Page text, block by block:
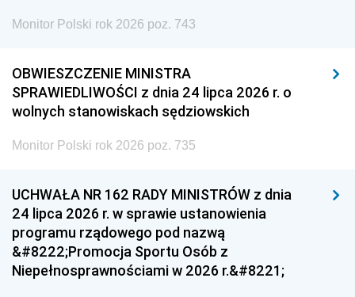
Monitor Polski rok 2026 poz. 743
OBWIESZCZENIE MINISTRA
SPRAWIEDLIWOŚCI z dnia 24 lipca 2026 r. o
wolnych stanowiskach sędziowskich
Monitor Polski rok 2026 poz. 735
UCHWAŁA NR 162 RADY MINISTRÓW z dnia
24 lipca 2026 r. w sprawie ustanowienia
programu rządowego pod nazwą
&#8222;Promocja Sportu Osób z
Niepełnosprawnościami w 2026 r.&#8221;